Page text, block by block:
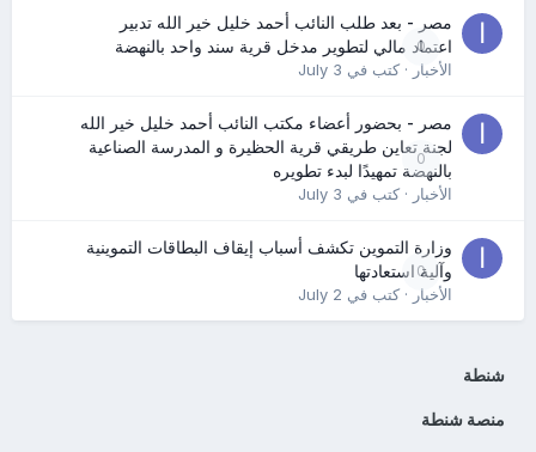
0
مصر - بعد طلب النائب أحمد خليل خير الله تدبير
اعتماد مالي لتطوير مدخل قرية سند واحد بالنهضة
الأخبار· كتب في July 3
0
مصر - بحضور أعضاء مكتب النائب أحمد خليل خير الله
لجنة تعاين طريقي قرية الحظيرة و المدرسة الصناعية
بالنهضة تمهيدًا لبدء تطويره
الأخبار· كتب في July 3
0
وزارة التموين تكشف أسباب إيقاف البطاقات التموينية
وآلية استعادتها
الأخبار· كتب في July 2
شنطة
منصة شنطة